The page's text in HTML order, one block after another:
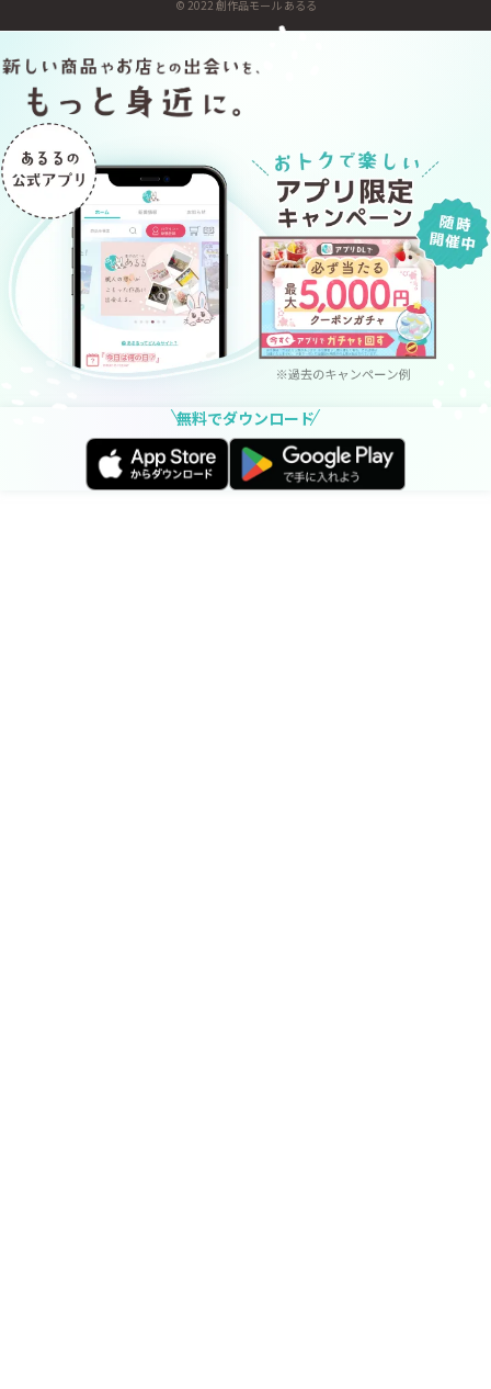
© 2022 創作品モール あるる
無料でダウンロード